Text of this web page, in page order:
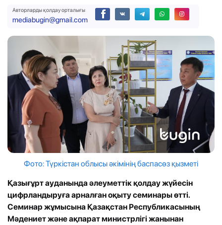
Авторларды қолдау орталығы
mediabugin@gmail.com
Фото: Түркістан облысы әкімінің баспасөз қызметі
Қазығұрт ауданында әлеуметтік қолдау жүйесін
цифрландыруға арналған оқыту семинары өтті.
Семинар жұмысына Қазақстан Республикасының
Мәдениет және ақпарат министрлігі жанынан